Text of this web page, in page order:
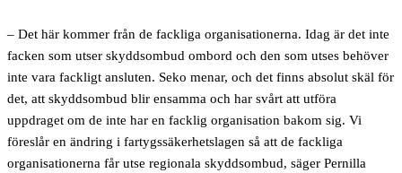
– Det här kommer från de fackliga organisationerna. Idag är det inte
facken som utser skyddsombud ombord och den som utses behöver
inte vara fackligt ansluten. Seko menar, och det finns absolut skäl för
det, att skyddsombud blir ensamma och har svårt att utföra
uppdraget om de inte har en facklig organisation bakom sig. Vi
föreslår en ändring i fartygssäkerhetslagen så att de fackliga
organisationerna får utse regionala skyddsombud, säger Pernilla